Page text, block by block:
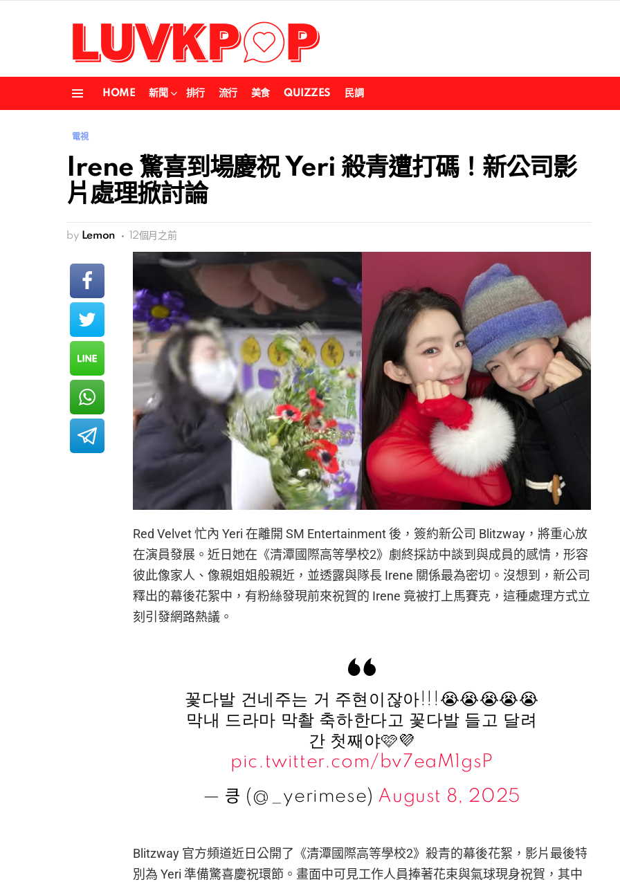
HOME 新聞 排行 流行 美食 QUIZZES 民調
電視
Irene 驚喜到場慶祝 Yeri 殺青遭打碼！新公司影
片處理掀討論
by Lemon 12個月之前
Red Velvet 忙內 Yeri 在離開 SM Entertainment 後，簽約新公司 Blitzway，將重心放
在演員發展。近日她在《清潭國際高等學校2》劇終採訪中談到與成員的感情，形容
彼此像家人、像親姐姐般親近，並透露與隊長 Irene 關係最為密切。沒想到，新公司
釋出的幕後花絮中，有粉絲發現前來祝賀的 Irene 竟被打上馬賽克，這種處理方式立
刻引發網路熱議。
꽃다발 건네주는 거 주현이잖아!!!😭😭😭😭😭
막내 드라마 막촬 축하한다고 꽃다발 들고 달려
간 첫째야🩷💜
pic.twitter.com/bv7eaM1gsP
— 킁 (@_yerimese) August 8, 2025
Blitzway 官方頻道近日公開了《清潭國際高等學校2》殺青的幕後花絮，影片最後特
別為 Yeri 準備驚喜慶祝環節。畫面中可見工作人員捧著花束與氣球現身祝賀，其中